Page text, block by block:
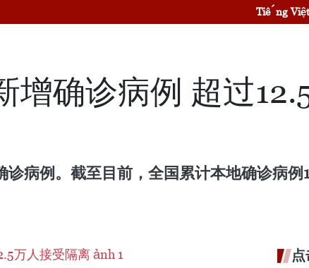
Tiếng Việt
增确诊病例 超过
病例。截至目前，全国累计本地确诊病例